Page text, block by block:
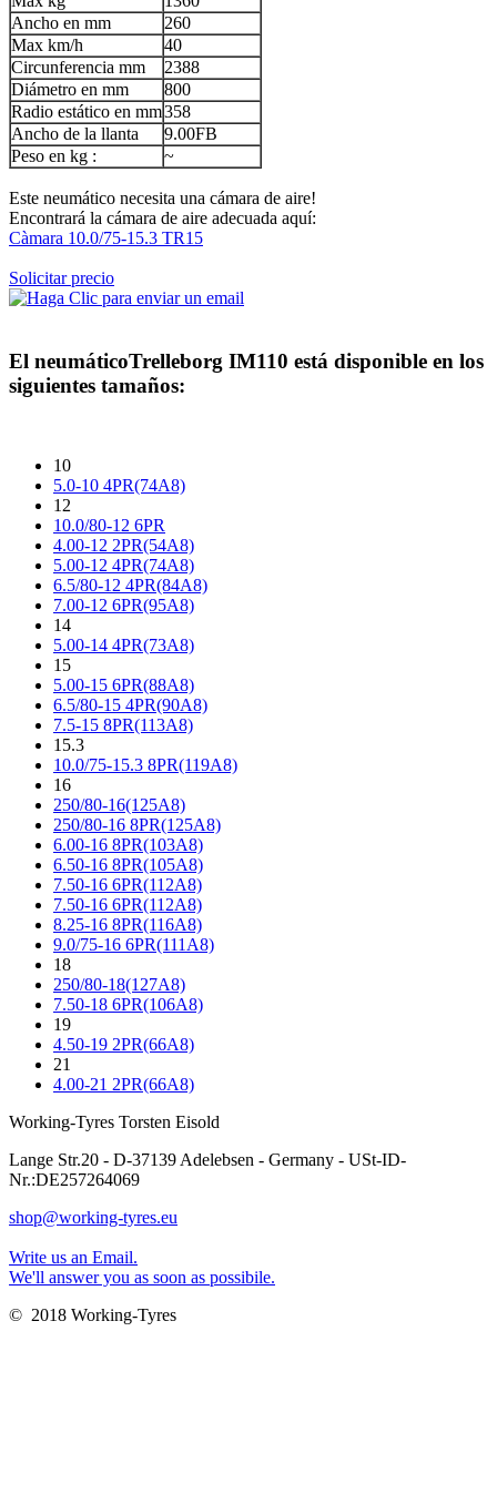
Ancho en mm
260
Max km/h
40
Circunferencia mm
2388
Diámetro en mm
800
Radio estático en mm358
Ancho de la llanta
9.00FB
Peso en kg :
~
Este neumático necesita una cámara de aire!
Encontrará la cámara de aire adecuada aquí:
Càmara 10.0/75-15.3 TR15
Solicitar precio
El neumáticoTrelleborg IM110 está disponible en los
siguientes tamaños:
10
5.0-10 4PR(74A8)
12
10.0/80-12 6PR
4.00-12 2PR(54A8)
5.00-12 4PR(74A8)
6.5/80-12 4PR(84A8)
7.00-12 6PR(95A8)
14
5.00-14 4PR(73A8)
15
5.00-15 6PR(88A8)
6.5/80-15 4PR(90A8)
7.5-15 8PR(113A8)
15.3
10.0/75-15.3 8PR(119A8)
16
250/80-16(125A8)
250/80-16 8PR(125A8)
6.00-16 8PR(103A8)
6.50-16 8PR(105A8)
7.50-16 6PR(112A8)
7.50-16 6PR(112A8)
8.25-16 8PR(116A8)
9.0/75-16 6PR(111A8)
18
250/80-18(127A8)
7.50-18 6PR(106A8)
19
4.50-19 2PR(66A8)
21
4.00-21 2PR(66A8)
Working-Tyres Torsten Eisold
Lange Str.20 - D-37139 Adelebsen - Germany - USt-ID-
Nr.:DE257264069
shop@working-tyres.eu
Write us an Email.
We'll answer you as soon as possibile.
© 2018 Working-Tyres